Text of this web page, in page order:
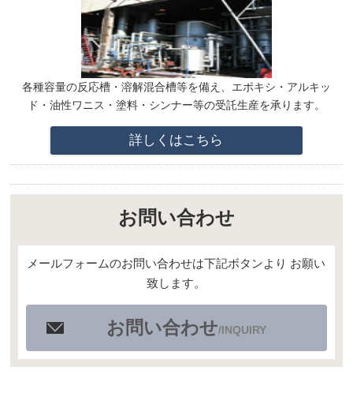
各種容量の反応槽・溶解混合槽等を備え、エポキシ・アルキッ
ド・油性ワニス・塗料・シンナー等の受託生産を承ります。
詳しくはこちら
お問い合わせ
メールフォームのお問い合わせは下記ボタンより お願い
致します。
お問い合わせ/INQUIRY